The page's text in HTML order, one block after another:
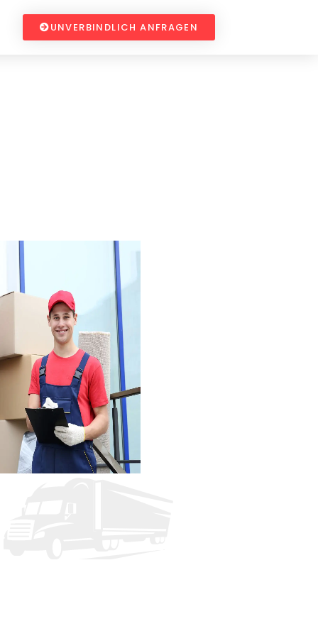
UNVERBINDLICH ANFRAGEN